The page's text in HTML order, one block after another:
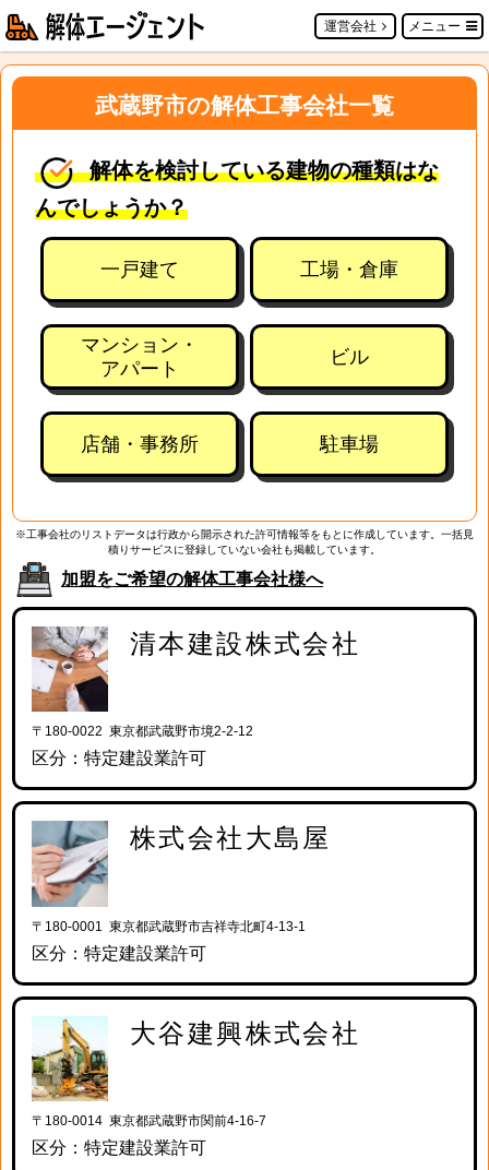
運営会社 メニュー
武蔵野市の解体工事会社一覧
解体を検討している建物の種類はな
んでしょうか？
一戸建て 工場・倉庫
マンション・
アパート
ビル
店舗・事務所 駐車場
※工事会社のリストデータは行政から開示された許可情報等をもとに作成しています。一括見
積りサービスに登録していない会社も掲載しています。
加盟をご希望の解体工事会社様へ
清本建設株式会社
〒180-0022 東京都武蔵野市境2-2-12
区分：特定建設業許可
株式会社大島屋
〒180-0001 東京都武蔵野市吉祥寺北町4-13-1
区分：特定建設業許可
大谷建興株式会社
〒180-0014 東京都武蔵野市関前4-16-7
区分：特定建設業許可